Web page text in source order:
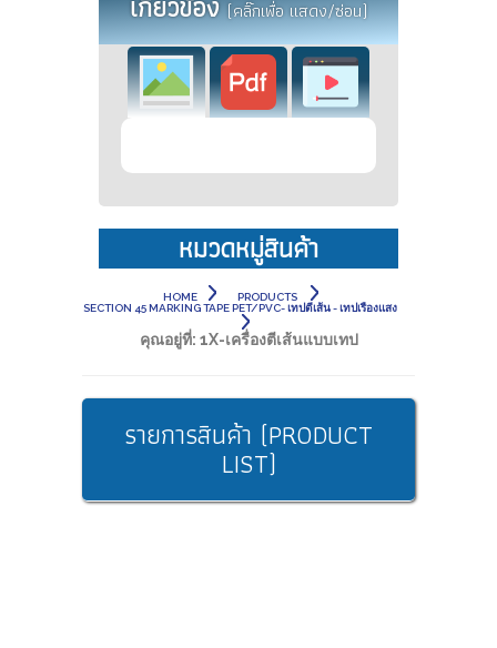
(คลิ๊กเพื่อ แสดง/ซ่อน)
หมวดหมู่สินค้า
HOME
PRODUCTS
SECTION 45 MARKING TAPE PET/PVC- เทปตีเส้น - เทปเรืองแสง
คุณอยู่ที่: 1X-เครื่องตีเส้นแบบเทป
รายการสินค้า (PRODUCT
LIST)